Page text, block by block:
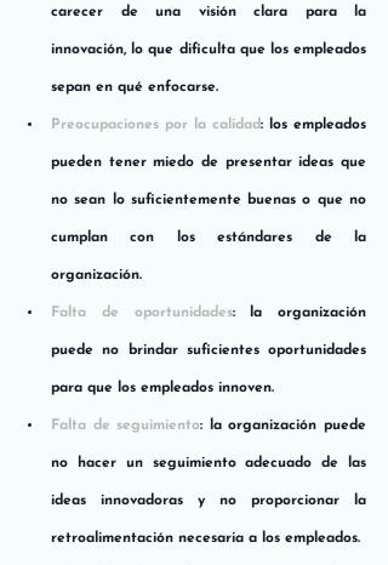
carecer de una visión clara para la
innovación, lo que dificulta que los empleados
sepan en qué enfocarse.
Preocupaciones por la calidad: los empleados
pueden tener miedo de presentar ideas que
no sean lo suficientemente buenas o que no
cumplan con los estándares de la
organización.
Falta de oportunidades: la organización
puede no brindar suficientes oportunidades
para que los empleados innoven.
Falta de seguimiento: la organización puede
no hacer un seguimiento adecuado de las
ideas innovadoras y no proporcionar la
retroalimentación necesaria a los empleados.